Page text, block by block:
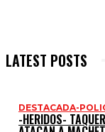
LATEST POSTS
DESTACADA-
-HERIDOS-